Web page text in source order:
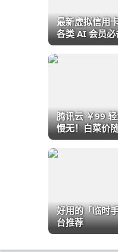
最新虚拟信用
各类 AI 会员必
腾讯云 ￥99
慢无！白菜价
好用的「临时
台推荐